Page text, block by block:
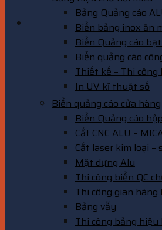
Bảng Quảng cáo
Biển bảng inox ăn
Biển Quảng cáo
Biển quảng cáo
Thiết kế – Thi công
In UV kĩ thuật số
Biển quảng cáo cửa hàng
Biển Quảng cáo
Cắt CNC ALU –
Cắt laser kim loại –
Mặt dựng Alu
Thi công biển QC
Thi công gian hàng
Bảng vẫy
Thi công bảng